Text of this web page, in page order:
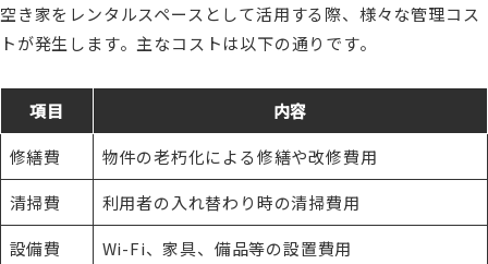
空き家をレンタルスペースとして活用する際、様々な管理コス
トが発生します。主なコストは以下の通りです。
項目
内容
修繕費
物件の老朽化による修繕や改修費用
清掃費
利用者の入れ替わり時の清掃費用
設備費
Wi-Fi、家具、備品等の設置費用